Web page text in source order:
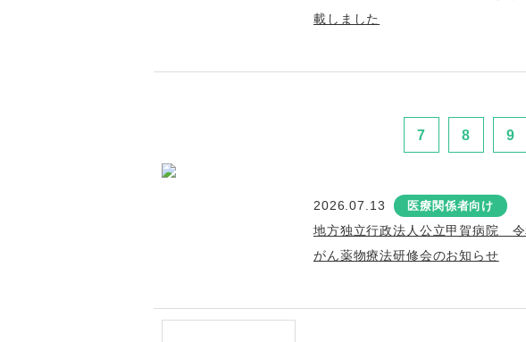
載しました
7 8 9
2026.07.13 医療関係者向け
地方独立行政法人公立甲賀病院
がん薬物療法研修会のお知らせ